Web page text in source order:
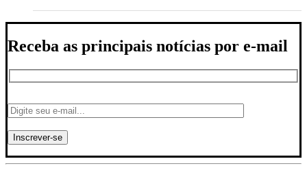
Receba as principais notícias por e-mail